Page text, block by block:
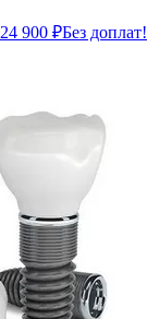
24 900 ₽Без доплат!